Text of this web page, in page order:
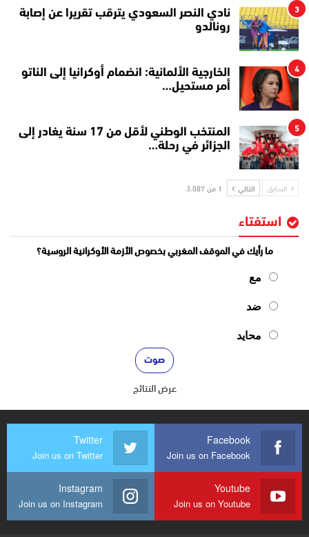
3
نادي النصر السعودي يترقب تقريرا عن إصابة
رونالدو
4
الخارجية الألمانية: انضمام أوكرانيا إلى الناتو
أمر مستحيل…
5
المنتخب الوطني لأقل من 17 سنة يغادر إلى
الجزائر في رحلة…
السابق التالي 1 من 3٬087
استفتاء
ما رأيك في الموقف المغربي بخصوص الأزمة الأوكرانية الروسية؟
مع
ضد
محايد
عرض النتائج
Facebook
Join us on Facebook
Twitter
Join us on Twitter
Youtube
Join us on Youtube
Instagram
Join us on Instagram